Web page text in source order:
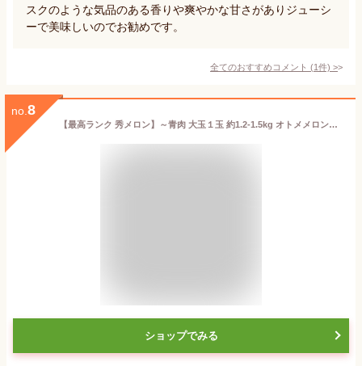
スクのような気品のある香りや爽やかな甘さがありジューシ
ーで美味しいのでお勧めです。
全てのおすすめコメント (1件) >
no. 8
【最高ランク 秀メロン】～青肉 大玉１玉 約1.2-1.5kg オトメメロン、アールスメロン、イバラキング等（青）専用化粧箱 ギフト 糖度：17-18度 光センサー選別
ショップでみる